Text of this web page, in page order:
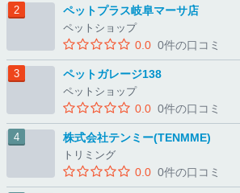
ペットプラス岐阜マーサ店
ペットショップ
0.0 0件の口コミ
ペットガレージ138
ペットショップ
0.0 0件の口コミ
株式会社テンミー(TENMME)
トリミング
0.0 0件の口コミ